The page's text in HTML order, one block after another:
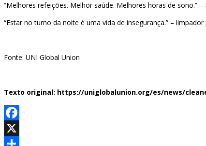
“Melhores refeições. Melhor saúde. Melhores horas de sono.”
“Estar no turno da noite é uma vida de insegurança.” – limpador
Fonte: UNI Global Union
Texto original: https://uniglobalunion.org/es/news/
Facebook
X